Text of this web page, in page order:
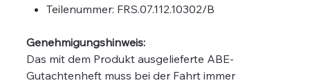
Teilenummer: FRS.07.112.10302/B
Genehmigungshinweis:
Das mit dem Produkt ausgelieferte ABE-
Gutachtenheft muss bei der Fahrt immer